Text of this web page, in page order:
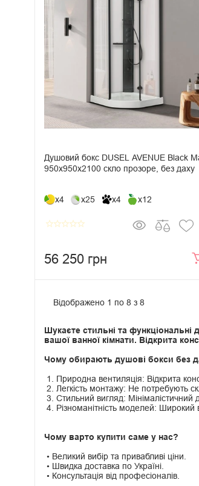
Душовий бокс DUSEL AVENUE Black
950x950x2100 скло прозоре, без даху
x4 x25 x4 x12
star_borderstar_borderstar_borderstar_borderstar_border
56 250 грн
Відображено 1 по 8 з 8
Шукаєте стильні та функціональні
вашої ванної кімнати. Відкрита
Чому обирають душові бокси без
1. Природна вентиляція: Відкрита
2. Легкість монтажу: Не потребують
3. Стильний вигляд: Мінімалістичний
4. Різноманітність моделей: Широкий
Чому варто купити саме у нас?
• Великий вибір та привабливі ціни.
• Швидка доставка по Україні.
• Консультація від професіоналів.